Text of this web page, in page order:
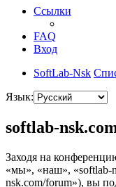
Ссылки
FAQ
Вход
SoftLab-Nsk
Язык:
softlab-
Заходя на
«мы», «наш», «softlab-
nsk.com/forum»), вы